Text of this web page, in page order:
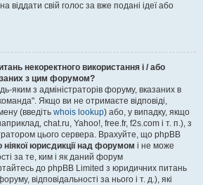
віддати свій голос за вже подані ідеї або
некоректного використання і / або
з цим форумом?
яким з адміністраторів форуму, вказаних в
Якщо ви не отримаєте відповіді,
(введіть whois lookup) або, у випадку, якщо
chat.ru, Yahoo!, free.fr, f2s.com і т. п.), з
цього сервера. Врахуйте, що phpBB
юрисдикції над форумом і не може
за те, ким і як даний форум
до phpBB Limited з юридичних питань
відповідальності за нього і т. д.), які